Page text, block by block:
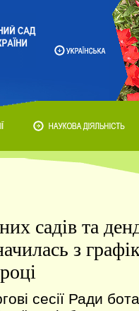
садів та
з
сесії Ради